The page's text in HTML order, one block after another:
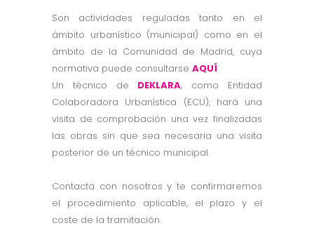
Son actividades reguladas tanto en el
ámbito urbanístico (municipal) como en el
ámbito de la Comunidad de Madrid, cuya
normativa puede consultarse AQUÍ
Un técnico de DEKLARA, como Entidad
Colaboradora Urbanística (ECU), hará una
visita de comprobación una vez finalizadas
las obras sin que sea necesaria una visita
posterior de un técnico municipal.
Contacta con nosotros y te confirmaremos
el procedimiento aplicable, el plazo y el
coste de la tramitación.